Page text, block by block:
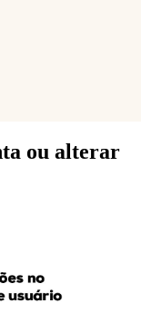
ou alterar